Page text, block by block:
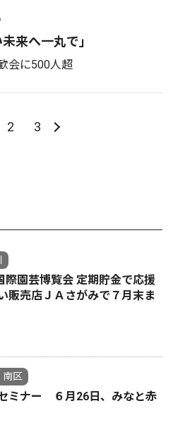
未来へ一丸で」
会に500人超
2 3
際園芸博覧会 定期貯金で応援
販売店ＪＡさがみで７月末ま
南区
ミナー ６月26日、みなと赤